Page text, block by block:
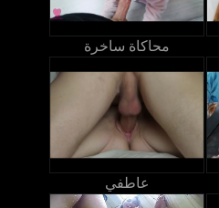
محاكاة ساخرة
عاطفي